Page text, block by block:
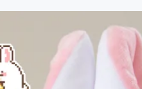
ゲーム・サービス開発